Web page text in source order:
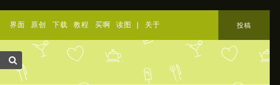
界面 原创 下载 教程 买啊 读图 | 关于 投稿